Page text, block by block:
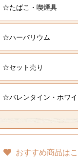
☆たばこ・喫煙具
☆ハーバリウム
☆セット売り
☆バレンタイン・ホワイ
おすすめ商品は